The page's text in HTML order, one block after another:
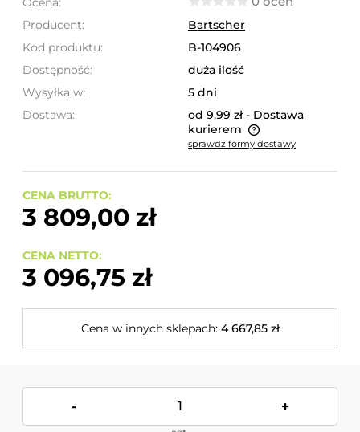
Producent:
Bartscher
Kod produktu:
B-104906
Dostępność:
duża ilość
Wysyłka w:
5 dni
Dostawa:
od 9,99 zł - Dostawa
kurierem
Cena nie zawiera ewentualnych kosztów płatności
sprawdź formy dostawy
CENA BRUTTO:
3 809,00 zł
CENA NETTO:
3 096,75 zł
Cena w innych sklepach: 4 667,85 zł
- +